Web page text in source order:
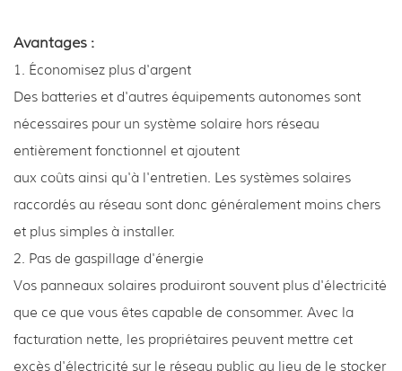
Avantages :
1. Économisez plus d'argent
Des batteries et d'autres équipements autonomes sont
nécessaires pour un système solaire hors réseau
entièrement fonctionnel et ajoutent
aux coûts ainsi qu'à l'entretien. Les systèmes solaires
raccordés au réseau sont donc généralement moins chers
et plus simples à installer.
2. Pas de gaspillage d'énergie
Vos panneaux solaires produiront souvent plus d'électricité
que ce que vous êtes capable de consommer. Avec la
facturation nette, les propriétaires peuvent mettre cet
excès d'électricité sur le réseau public au lieu de le stocker